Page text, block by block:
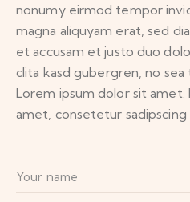
nonumy eirmod tempor
magna aliquyam erat, sed
et accusam et justo duo
clita kasd gubergren, no sea
Lorem ipsum dolor sit amet.
amet, consetetur sadipscing